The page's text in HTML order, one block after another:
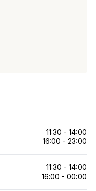
11:30 - 14:00
16:00 - 23:00
11:30 - 14:00
16:00 - 00:00